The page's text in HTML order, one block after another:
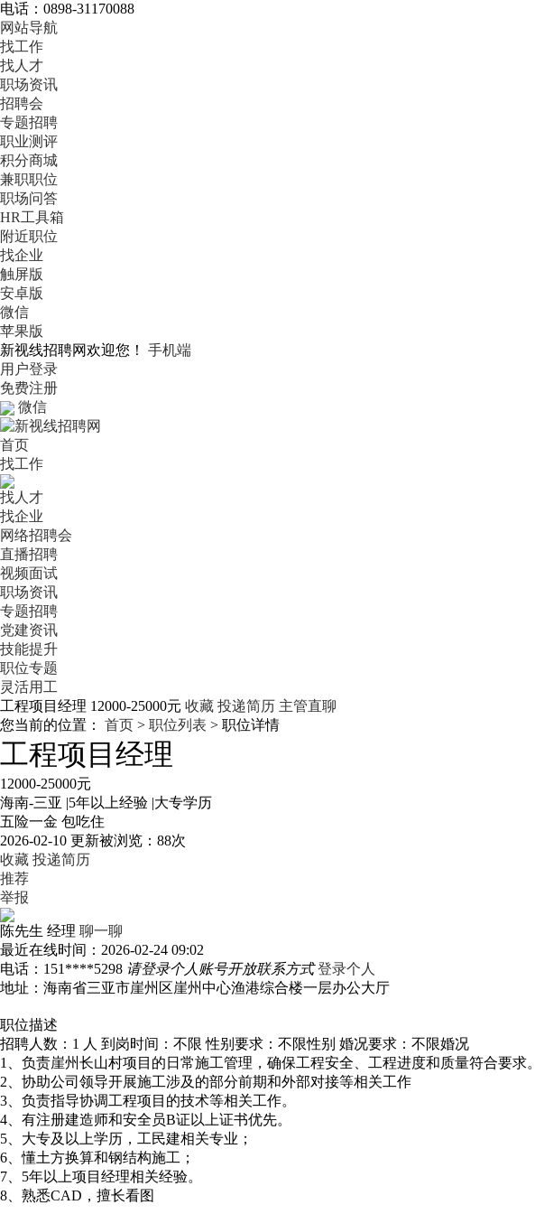
电话：0898-31170088
网站导航
找工作
找人才
职场资讯
招聘会
专题招聘
职业测评
积分商城
兼职职位
职场问答
HR工具箱
附近职位
找企业
触屏版
安卓版
微信
苹果版
新视线招聘网欢迎您！
手机端
用户登录
免费注册
微信
首页
找工作
找人才
找企业
网络招聘会
直播招聘
视频面试
职场资讯
专题招聘
党建资讯
技能提升
职位专题
灵活用工
工程项目经理 12000-25000元 收藏 投递简历 主管直聊
您当前的位置： 首页 > 职位列表 > 职位详情
工程项目经理
12000-25000元
海南-三亚 |5年以上经验 |大专学历
五险一金 包吃住
2026-02-10 更新被浏览： 88次
收藏 投递简历
推荐
举报
陈先生 经理 聊一聊
最近在线时间：2026-02-24 09:02
电话： 151****5298 请登录个人账号开放联系方式 登录个人
地址：海南省三亚市崖州区崖州中心渔港综合楼一层办公大厅
职位描述
招聘人数：1 人 到岗时间：不限 性别要求：不限性别 婚况要求：不限婚况
1、负责崖州长山村项目的日常施工管理，确保工程安全、工程进度和质量符合要求。
2、协助公司领导开展施工涉及的部分前期和外部对接等相关工作
3、负责指导协调工程项目的技术等相关工作。
4、有注册建造师和安全员B证以上证书优先。
5、大专及以上学历，工民建相关专业；
6、懂土方换算和钢结构施工；
7、5年以上项目经理相关经验。
8、熟悉CAD，擅长看图